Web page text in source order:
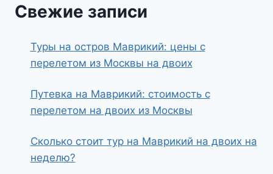
Свежие записи
Туры на остров Маврикий: цены с
перелетом из Москвы на двоих
Путевка на Маврикий: стоимость с
перелетом на двоих из Москвы
Сколько стоит тур на Маврикий на двоих на
неделю?